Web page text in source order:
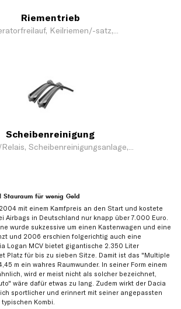
Riementrieb
Keilriemen/-satz,...
Scheibenreinigung
Scheibenreinigungsanlage,...
Stauraum für wenig Geld
mit einem Kamfpreis an den Start und kostete
Airbags in Deutschland nur knapp über 7.000 Euro.
wurde sukzessive um einen Kastenwagen und eine
und 2006 erschien folgerichtig auch eine
Logan MCV bietet gigantische 2.350 Liter
Platz für bis zu sieben Sitze. Damit ist das "Multiple
m ein wahres Raumwunder. In seiner Form einem
wird er meist nicht als solcher bezeichnet,
wäre dafür etwas zu lang. Zudem wirkt der Dacia
sportlicher und erinnert mit seiner angepassten
Kombi.